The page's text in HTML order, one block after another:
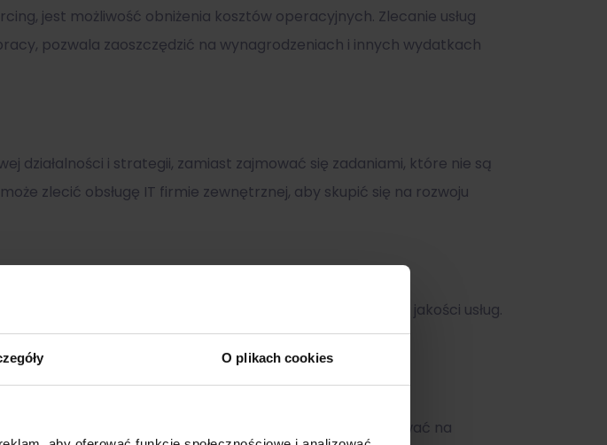
O plikach cookies
jest możliwość obniżenia kosztów operacyjnych. Zlecanie usług
pozwala zaoszczędzić na wynagrodzeniach i innych wydatkach
działalności i strategii, zamiast zajmować się zadaniami, które nie są
zlecić obsługę IT firmie zewnętrznej, aby skupić się na rozwoju
w danej dziedzinie, co umożliwia jej uzyskanie wyższej jakości usług.
skalowanie operacji. Firma może szybko reagować na